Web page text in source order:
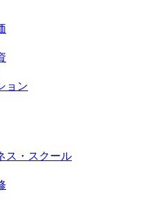
ョン
ス・スクール